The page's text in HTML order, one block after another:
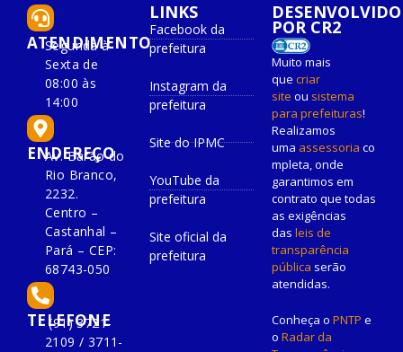
ATENDIMENTO
Segunda à
Sexta de
08:00 às
14:00
ENDEREÇO
Av. Barão do
Rio Branco,
2232.
Centro –
Castanhal –
Pará – CEP:
68743-050
TELEFONE
(91) 3721-
2109 / 3711-
LINKS
Facebook da
prefeitura
Instagram da
prefeitura
Site do IPMC
YouTube da
prefeitura
Site oficial da
prefeitura
DESENVOLVIDO
POR CR2
Muito mais
que criar
site ou sistema
para prefeituras!
Realizamos
uma assessoria co
mpleta, onde
garantimos em
contrato que todas
as exigências
das leis de
transparência
pública serão
atendidas.
Conheça o PNTP e
o Radar da